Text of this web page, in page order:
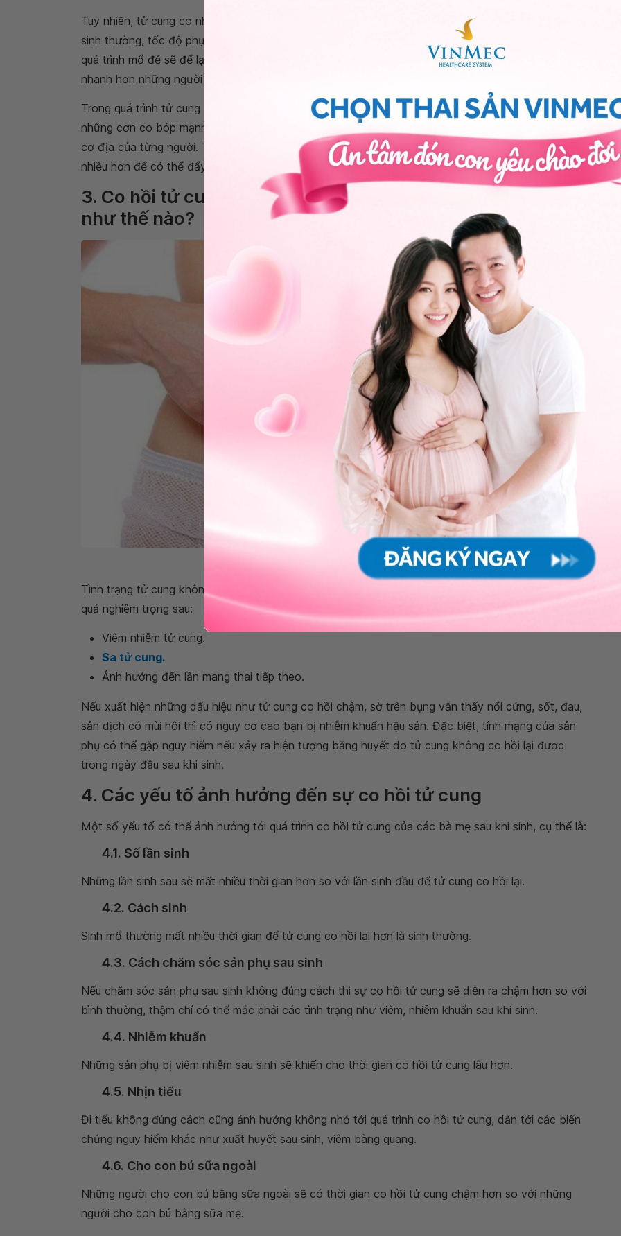
Tuy nhiên, tử cung co nhanh hay chậm còn phụ thuộc vào nhiều yếu tố khác nhau. Những người
sinh thường, tốc độ phục hồi của tử cung sẽ nhanh hơn những người sinh qua đường mổ, bởi trong
quá trình mổ đẻ sẽ để lại sẹo. Bên cạnh đó, những mẹ sinh con lần đầu thì tử cung cũng sẽ phục hồi
nhanh hơn những người sinh con thứ.
Trong quá trình tử cung co hồi lại, phần sản dịch còn sót lại sẽ được đưa ra ngoài cơ thể thông qua
những cơn co bóp mạnh. Mức độ co bóp ít hay nhiều còn tùy thuộc vào số lần sinh con cũng như
cơ địa của từng người. Trong những lần sinh sau, tử cung sẽ phải tăng mức độ co bóp mạnh hơn và
nhiều hơn để có thể đẩy sản dịch ra ngoài.
3. Co hồi tử cung chậm ảnh hưởng đến sức khỏe sau sinh
như thế nào?
Co hồi tử cung chậm có thể ảnh hưởng đến lần mang thai tiếp theo
Tình trạng tử cung không co thắt được hoặc co hồi chậm sau khi sinh có thể dẫn tới một số hậu
quả nghiêm trọng sau:
Viêm nhiễm tử cung.
Sa tử cung.
Ảnh hưởng đến lần mang thai tiếp theo.
Nếu xuất hiện những dấu hiệu như tử cung co hồi chậm, sờ trên bụng vẫn thấy nổi cứng, sốt, đau,
sản dịch có mùi hôi thì có nguy cơ cao bạn bị nhiễm khuẩn hậu sản. Đặc biệt, tính mạng của sản
phụ có thể gặp nguy hiểm nếu xảy ra hiện tượng băng huyết do tử cung không co hồi lại được
trong ngày đầu sau khi sinh.
4. Các yếu tố ảnh hưởng đến sự co hồi tử cung
Một số yếu tố có thể ảnh hưởng tới quá trình co hồi tử cung của các bà mẹ sau khi sinh, cụ thể là:
4.1. Số lần sinh
Những lần sinh sau sẽ mất nhiều thời gian hơn so với lần sinh đầu để tử cung co hồi lại.
4.2. Cách sinh
Sinh mổ thường mất nhiều thời gian để tử cung co hồi lại hơn là sinh thường.
4.3. Cách chăm sóc sản phụ sau sinh
Nếu chăm sóc sản phụ sau sinh không đúng cách thì sự co hồi tử cung sẽ diễn ra chậm hơn so với
bình thường, thậm chí có thể mắc phải các tình trạng như viêm, nhiễm khuẩn sau khi sinh.
4.4. Nhiễm khuẩn
Những sản phụ bị viêm nhiễm sau sinh sẽ khiến cho thời gian co hồi tử cung lâu hơn.
4.5. Nhịn tiểu
Đi tiểu không đúng cách cũng ảnh hưởng không nhỏ tới quá trình co hồi tử cung, dẫn tới các biến
chứng nguy hiểm khác như xuất huyết sau sinh, viêm bàng quang.
4.6. Cho con bú sữa ngoài
Những người cho con bú bằng sữa ngoài sẽ có thời gian co hồi tử cung chậm hơn so với những
người cho con bú bằng sữa mẹ.